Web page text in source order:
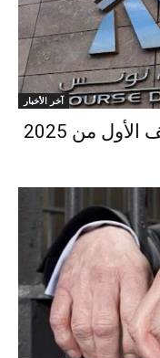
آخر الأخبار
قطاع البنوك يتصدر أرباح النصف الأول من 2025